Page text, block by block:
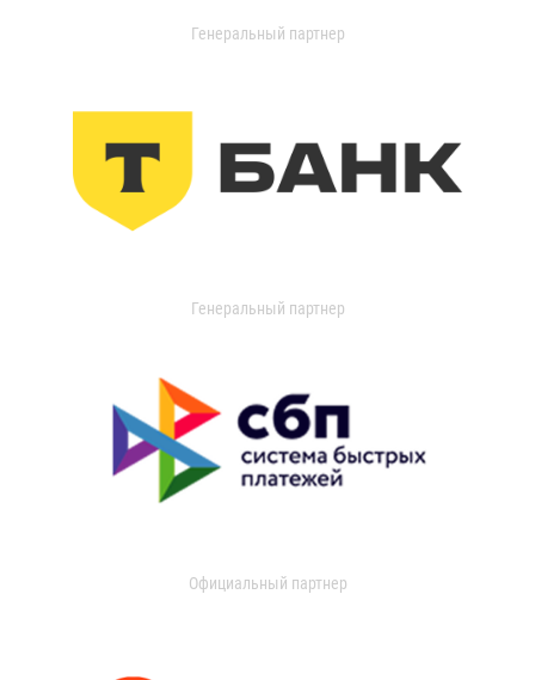
Генеральный партнер
Генеральный партнер
Официальный партнер